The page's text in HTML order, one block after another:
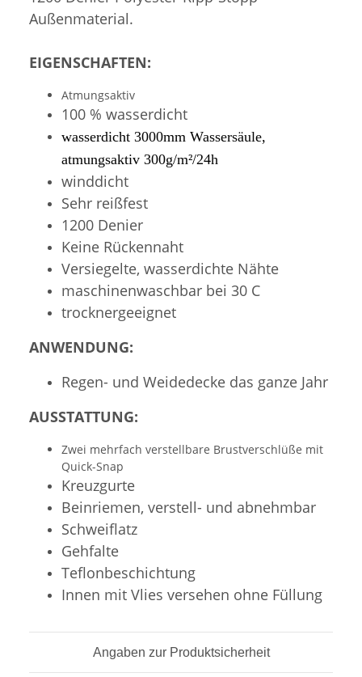
Außenmaterial.
EIGENSCHAFTEN:
Atmungsaktiv
100 % wasserdicht
wasserdicht 3000mm Wassersäule,
atmungsaktiv 300g/m²/24h
winddicht
Sehr reißfest
1200 Denier
Keine Rückennaht
Versiegelte, wasserdichte Nähte
maschinenwaschbar bei 30 C
trocknergeeignet
ANWENDUNG:
Regen- und Weidedecke das ganze Jahr
AUSSTATTUNG:
Zwei mehrfach verstellbare Brustverschlüße mit
Quick-Snap
Kreuzgurte
Beinriemen, verstell- und abnehmbar
Schweiflatz
Gehfalte
Teflonbeschichtung
Innen mit Vlies versehen ohne Füllung
Angaben zur Produktsicherheit